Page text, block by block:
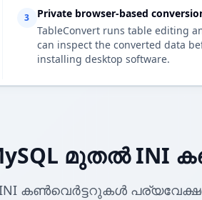
3
Private browser-based
TableConvert runs table editing
can inspect the converted data
installing desktop software.
മുതൽ INI
കൺവെർട്ടറുകൾ